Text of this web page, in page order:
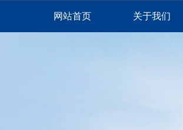
网站首页 关于我们